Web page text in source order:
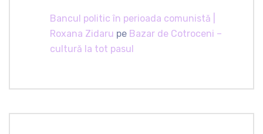
Bancul politic în perioada comunistă |
Roxana Zidaru pe Bazar de Cotroceni –
cultură la tot pasul